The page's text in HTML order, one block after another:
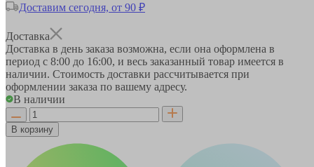
Доставим сегодня, от 90 ₽
Доставка
Доставка в день заказа возможна, если она оформлена в
период с 8:00 до 16:00, и весь заказанный товар имеется в
наличии. Стоимость доставки рассчитывается при
оформлении заказа по вашему адресу.
В наличии
В корзину